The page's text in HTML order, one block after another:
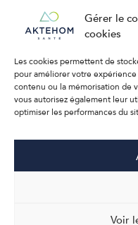
Gérer le
cookies
Les cookies permettent de
pour améliorer votre
contenu ou la mémorisation de
vous autorisez également leur
optimiser les performances du
Voir